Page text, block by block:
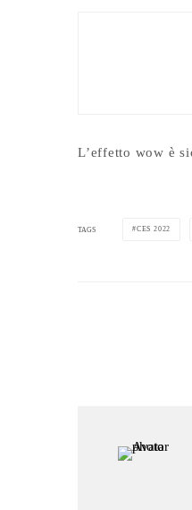
L’effetto wow è
TAGS CES 2022